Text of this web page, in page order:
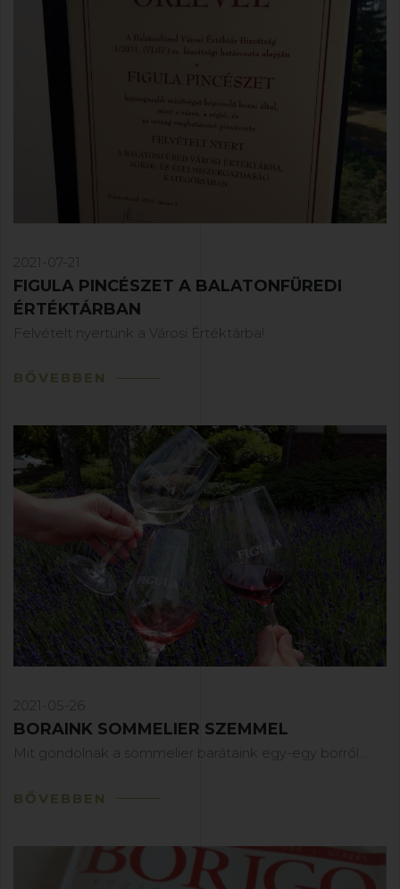
2021-07-21
FIGULA PINCÉSZET A BALATONFÜREDI
ÉRTÉKTÁRBAN
Felvételt nyertünk a Városi Értéktárba!
BŐVEBBEN
2021-05-26
BORAINK SOMMELIER SZEMMEL
Mit gondolnak a sommelier barátaink egy-egy borról...
BŐVEBBEN